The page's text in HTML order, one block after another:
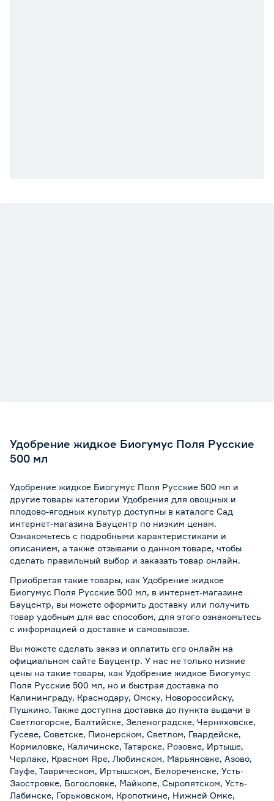
Удобрение жидкое Биогумус Поля Русские
500 мл
Удобрение жидкое Биогумус Поля Русские 500 мл и
другие товары категории Удобрения для овощных и
плодово-ягодных культур доступны в каталоге Сад
интернет-магазина Бауцентр по низким ценам.
Ознакомьтесь с подробными характеристиками и
описанием, а также отзывами о данном товаре, чтобы
сделать правильный выбор и заказать товар онлайн.
Приобретая такие товары, как Удобрение жидкое
Биогумус Поля Русские 500 мл, в интернет-магазине
Бауцентр, вы можете оформить доставку или получить
товар удобным для вас способом, для этого ознакомьтесь
с информацией о доставке и самовывозе.
Вы можете сделать заказ и оплатить его онлайн на
официальном сайте Бауцентр. У нас не только низкие
цены на такие товары, как Удобрение жидкое Биогумус
Поля Русские 500 мл, но и быстрая доставка по
Калининграду, Краснодару, Омску, Новороссийску,
Пушкино. Также доступна доставка до пункта выдачи в
Светлогорске, Балтийске, Зеленоградске, Черняховске,
Гусеве, Советске, Пионерском, Светлом, Гвардейске,
Кормиловке, Каличинске, Татарске, Розовке, Иртыше,
Черлаке, Красном Яре, Любинском, Марьяновке, Азово,
Гауфе, Таврическом, Иртышском, Белореченске, Усть-
Заостровке, Богословке, Майкопе, Сыропятском, Усть-
Лабинске, Горьковском, Кропоткине, Нижней Омке,